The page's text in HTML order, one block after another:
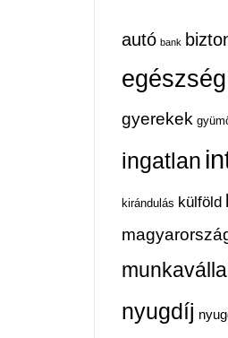
autó bank
egészség
gyerekek
ingatlan
kirándulás külföld
nyugdíj